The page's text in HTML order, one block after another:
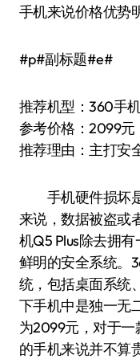
手机来说价格优势
#p#副标题#e#
推荐机型：360手
参考价格：2099元
推荐理由：主打安
手机硬件损坏是
来说，数据被盗或
机Q5 Plus除去拥
鲜明的安全系统。
统，包括桌面系统
下手机中是独一无
为2099元，对于
的手机来说并不算贵